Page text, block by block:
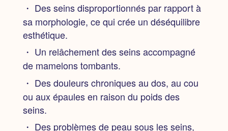
・ Des seins disproportionnés par rapport à
sa morphologie, ce qui crée un déséquilibre
esthétique.
・ Un relâchement des seins accompagné
de mamelons tombants.
・ Des douleurs chroniques au dos, au cou
ou aux épaules en raison du poids des
seins.
・ Des problèmes de peau sous les seins,